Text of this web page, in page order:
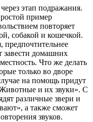
этап подражания.
пример
повторяет
собакой и кошечкой.
предпочтительнее
завести домашних
Что же делать
только во дворе
на помощь придут
и их звуки». С
различные звери и
а также сможет
звуков.